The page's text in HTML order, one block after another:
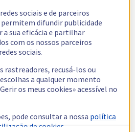
sociais e de parceiros
permitem difundir publicidade
a sua eficácia e partilhar
com os nossos parceiros
sociais.
rastreadores, recusá-los ou
a qualquer momento
os meus cookies» acessível no
pode consultar a nossa política
de cookies.